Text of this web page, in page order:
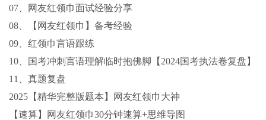
07、网友红领巾面试经验分享
08、【网友红领巾】备考经验
09、红领巾言语跟练
10、国考冲刺言语理解临时抱佛脚【2024国考执法卷复盘】
11、真题复盘
2025【精华完整版题本】网友红领巾大神
【速算】网友红领巾30分钟速算+思维导图